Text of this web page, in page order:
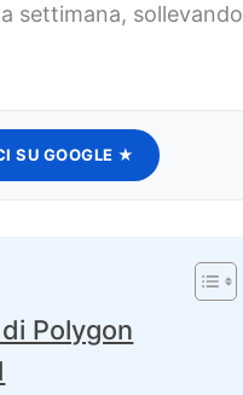
settimana, sollevando
SU GOOGLE ★
Polygon